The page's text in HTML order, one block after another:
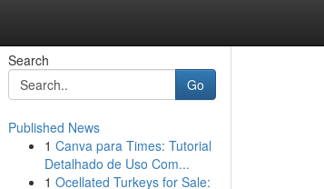
Search
Go
Published News
1 Canva para Times: Tutorial
Detalhado de Uso Com...
1 Ocellated Turkeys for Sale: